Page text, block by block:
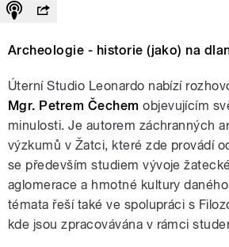
Archeologie - historie (jako) na
Úterní Studio Leonardo nabízí
Mgr. Petrem Čechem objevujícím
minulosti. Je autorem záchranných
výzkumů v Žatci, které zde provádí
se především studiem vývoje
aglomerace a hmotné kultury
témata řeší také ve spolupráci s
kde jsou zpracovávána v rámci